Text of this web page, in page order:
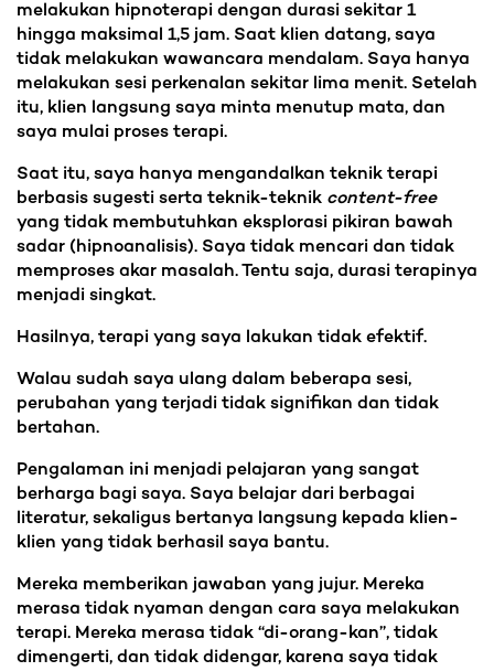
melakukan hipnoterapi dengan durasi sekitar 1
hingga maksimal 1,5 jam. Saat klien datang, saya
tidak melakukan wawancara mendalam. Saya hanya
melakukan sesi perkenalan sekitar lima menit. Setelah
itu, klien langsung saya minta menutup mata, dan
saya mulai proses terapi.
Saat itu, saya hanya mengandalkan teknik terapi
berbasis sugesti serta teknik-teknik content-free
yang tidak membutuhkan eksplorasi pikiran bawah
sadar (hipnoanalisis). Saya tidak mencari dan tidak
memproses akar masalah. Tentu saja, durasi terapinya
menjadi singkat.
Hasilnya, terapi yang saya lakukan tidak efektif.
Walau sudah saya ulang dalam beberapa sesi,
perubahan yang terjadi tidak signifikan dan tidak
bertahan.
Pengalaman ini menjadi pelajaran yang sangat
berharga bagi saya. Saya belajar dari berbagai
literatur, sekaligus bertanya langsung kepada klien-
klien yang tidak berhasil saya bantu.
Mereka memberikan jawaban yang jujur. Mereka
merasa tidak nyaman dengan cara saya melakukan
terapi. Mereka merasa tidak “di-orang-kan”, tidak
dimengerti, dan tidak didengar, karena saya tidak